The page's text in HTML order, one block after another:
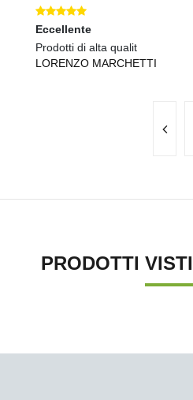
Eccellente
Prodotti di alta qualit
LORENZO MARCHETTI
PRODOTTI